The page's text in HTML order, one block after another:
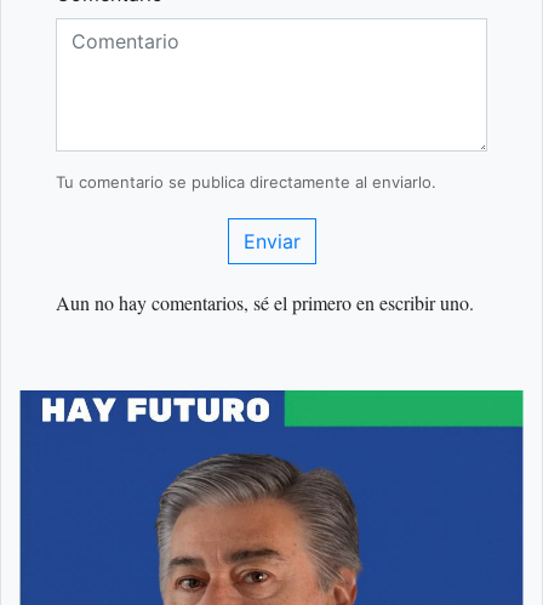
Tu comentario se publica directamente al enviarlo.
Enviar
Aun no hay comentarios, sé el primero en escribir uno.